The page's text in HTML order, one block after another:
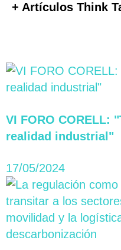
+ Artículos Think
VI FORO CORELL:
realidad industrial"
17/05/2024